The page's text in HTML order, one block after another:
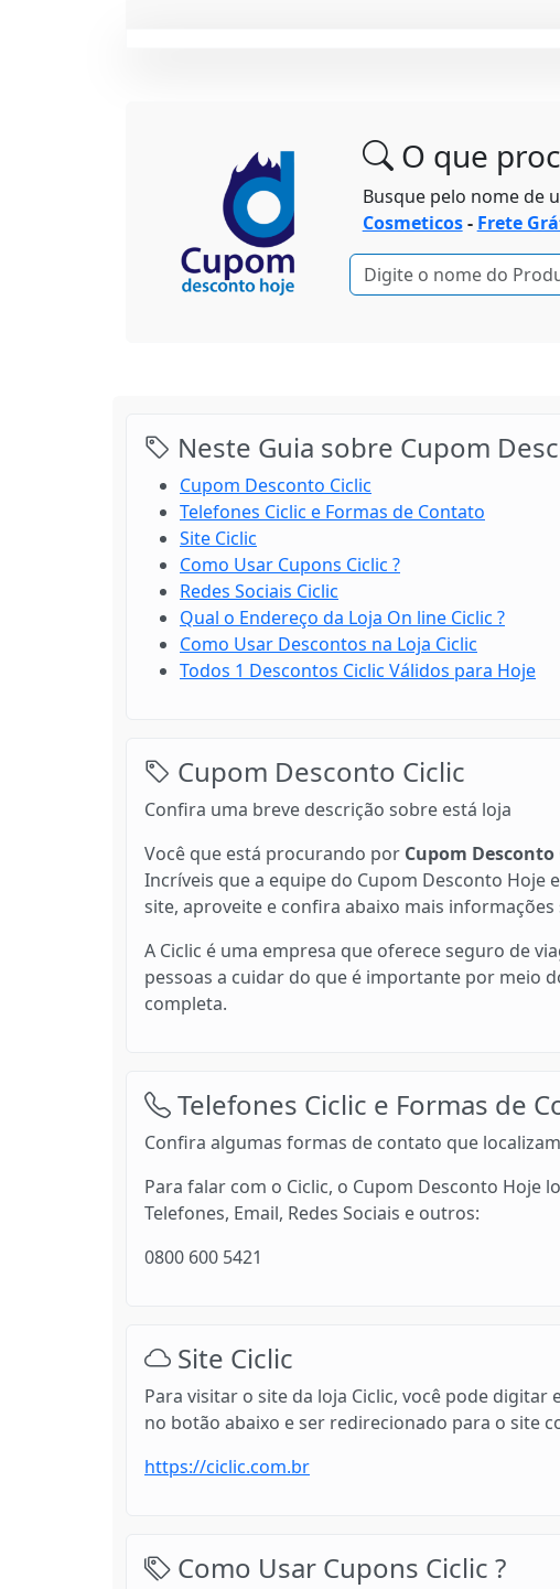
O que
Busque pelo nome de
Cosmeticos- Frete
Neste Guia sobre Cupom
Cupom Desconto Ciclic
Telefones Ciclic e Formas de Contato
Site Ciclic
Como Usar Cupons Ciclic ?
Redes Sociais Ciclic
Qual o Endereço da Loja On line Ciclic ?
Como Usar Descontos na Loja Ciclic
Todos 1 Descontos Ciclic Válidos para Hoje
Cupom Desconto Ciclic
Confira uma breve descrição sobre está loja
Você que está procurando por Cupom Desconto
Incríveis que a equipe do Cupom Desconto Hoje
site, aproveite e confira abaixo mais informações
A Ciclic é uma empresa que oferece seguro de
pessoas a cuidar do que é importante por meio
completa.
Telefones Ciclic e Formas de
Confira algumas formas de contato que
Para falar com o Ciclic, o Cupom Desconto Hoje
Telefones, Email, Redes Sociais e outros:
0800 600 5421
Site Ciclic
Para visitar o site da loja Ciclic, você pode
no botão abaixo e ser redirecionado para o site
https://ciclic.com.br
Como Usar Cupons Ciclic ?